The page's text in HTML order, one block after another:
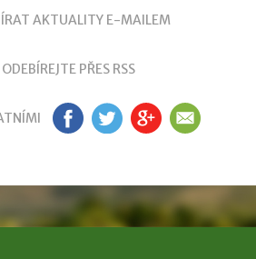
AKTUALITY E-MAILEM
ODEBÍREJTE PŘES RSS
FB TW GP EM